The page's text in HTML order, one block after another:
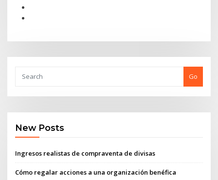
Go
New Posts
Ingresos realistas de compraventa de divisas
Cómo regalar acciones a una organización benéfica